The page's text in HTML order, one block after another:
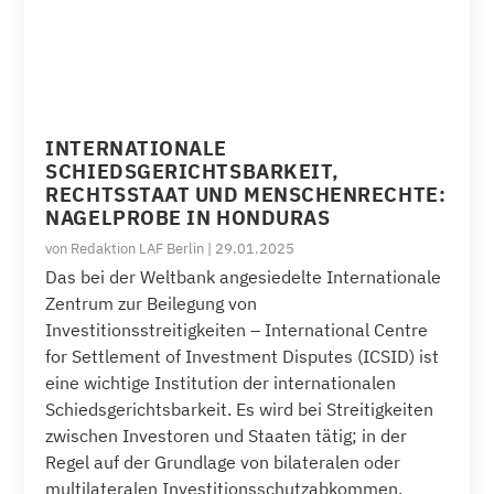
INTERNATIONALE
SCHIEDSGERICHTSBARKEIT,
RECHTSSTAAT UND MENSCHENRECHTE:
NAGELPROBE IN HONDURAS
von Redaktion LAF Berlin | 29.01.2025
Das bei der Weltbank angesiedelte Internationale
Zentrum zur Beilegung von
Investitionsstreitigkeiten – International Centre
for Settlement of Investment Disputes (ICSID) ist
eine wichtige Institution der internationalen
Schiedsgerichtsbarkeit. Es wird bei Streitigkeiten
zwischen Investoren und Staaten tätig; in der
Regel auf der Grundlage von bilateralen oder
multilateralen Investitionsschutzabkommen.